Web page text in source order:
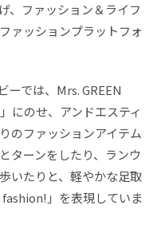
、ファッション＆ライフ
ァッションプラットフォ
ーでは、Mrs. GREEN
にのせ、アンドエスティ
のファッションアイテム
ターンをしたり、ランウ
いたりと、軽やかな足取
」を表現していま